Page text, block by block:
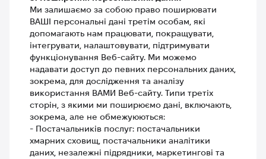
Ми залишаємо за собою право поширювати
ВАШІ персональні дані третім особам, які
допомагають нам працювати, покращувати,
інтегрувати, налаштовувати, підтримувати
функціонування Веб-сайту. Ми можемо
надавати доступ до певних персональних даних,
зокрема, для дослідження та аналізу
використання ВАМИ Веб-сайту. Типи третіх
сторін, з якими ми поширюємо дані, включають,
зокрема, але не обмежуюються:
- Постачальників послуг: постачальники
хмарних сховищ, постачальники аналітики
даних, незалежні підрядники, маркетингові та